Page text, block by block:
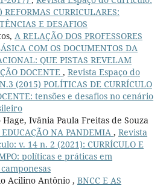
CURRICULARES:
E DESAFIOS
A RELAÇÃO DOS PROFESSORES
COM OS DOCUMENTOS DA
QUE PISTAS REVELAM
DOCENTE , Revista Espaço do
(2015) POLÍTICAS DE CURRÍCULO
tensões e desafios no cenário
Ivânia Paula Freitas de Souza
NA PANDEMIA , Revista
v. 14 n. 2 (2021): CURRÍCULO E
políticas e práticas em
Acilino Antônio , BNCC E AS